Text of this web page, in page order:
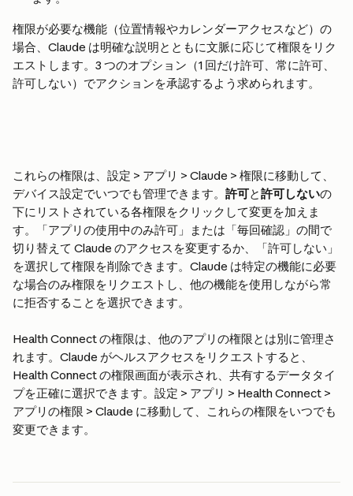
権限が必要な機能（位置情報やカレンダーアクセスなど）の
場合、Claude は明確な説明とともに文脈に応じて権限をリク
エストします。3 つのオプション（1 回だけ許可、常に許可、
許可しない）でアクションを承認するよう求められます。
これらの権限は、設定 > アプリ > Claude > 権限に移動して、
デバイス設定でいつでも管理できます。 許可と許可しないの
下にリストされている各権限をクリックして変更を加えま
す。「アプリの使用中のみ許可」または「毎回確認」の間で
切り替えて Claude のアクセスを変更するか、「許可しない」
を選択して権限を削除できます。Claude は特定の機能に必要
な場合のみ権限をリクエストし、他の機能を使用しながら常
に拒否することを選択できます。
Health Connect の権限は、他のアプリの権限とは別に管理さ
れます。Claude がヘルスアクセスをリクエストすると、
Health Connect の権限画面が表示され、共有するデータタイ
プを正確に選択できます。設定 > アプリ > Health Connect >
アプリの権限 > Claude に移動して、これらの権限をいつでも
変更できます。